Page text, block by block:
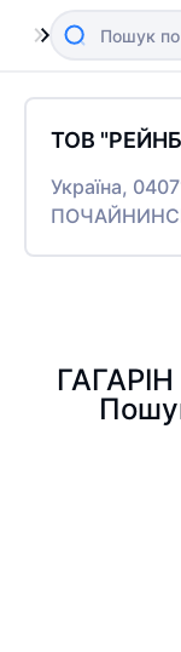
ТОВ
Україна,